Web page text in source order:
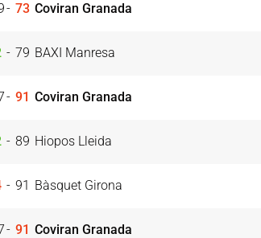
- 73 Coviran Granada
- 79 BAXI Manresa
- 91 Coviran Granada
- 89 Hiopos Lleida
- 91 Bàsquet Girona
- 91 Coviran Granada